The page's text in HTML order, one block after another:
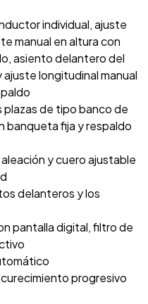
individual, ajuste
manual en altura con
asiento delantero del
longitudinal manual
de tipo banco de
banqueta fija y respaldo
y cuero ajustable
delanteros y los
pantalla digital, filtro de
progresivo